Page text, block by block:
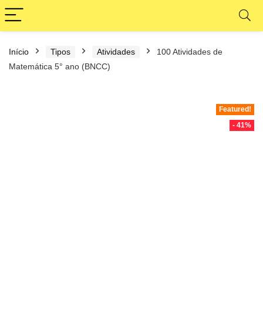
Início Tipos Atividades
100 Atividades de
Matemática 5° ano (BNCC)
Featured!
- 41%